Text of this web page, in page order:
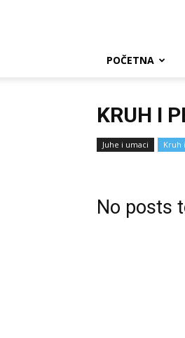
POČETNA
KRUH I
Juhe i umaci Kruh
No posts